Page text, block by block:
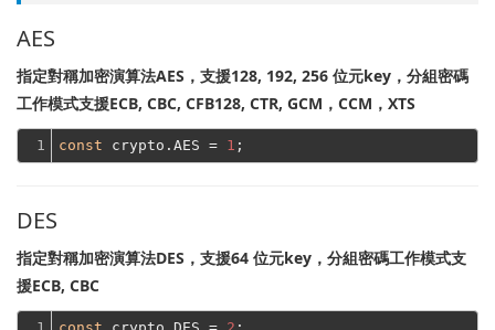
AES
指定對稱加密演算法AES，支援128, 192, 256 位元key，分組密碼
工作模式支援ECB, CBC, CFB128, CTR, GCM，CCM，XTS
1 const crypto.AES = 1
DES
指定對稱加密演算法DES，支援64 位元key，分組密碼工作模式支
援ECB, CBC